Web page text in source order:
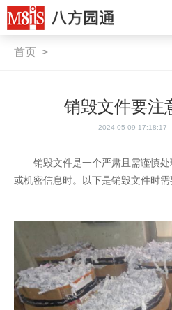
首页 >
销毁文件要注
2024-05-09
销毁文件是一个严肃且需谨慎处
或机密信息时。以下是销毁文件时需